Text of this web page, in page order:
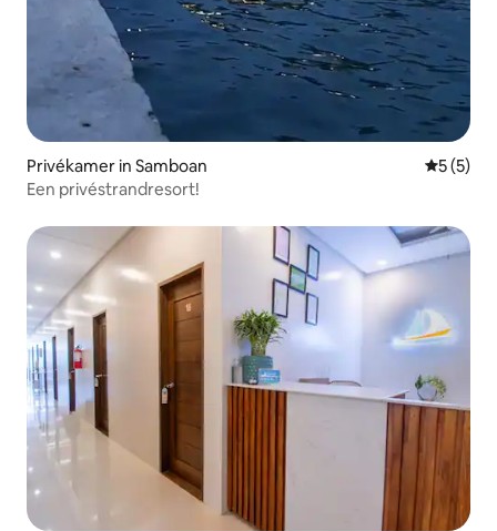
Privékamer in Samboan
5 (5)
Een privéstrandresort!